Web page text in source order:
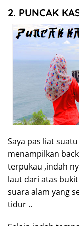
2. PUNCAK
Saya pas liat
menampilkan
terpukau ,indah
laut dari atas
suara alam yang
tidur ..